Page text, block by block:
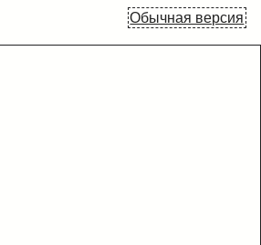
Обычная версия